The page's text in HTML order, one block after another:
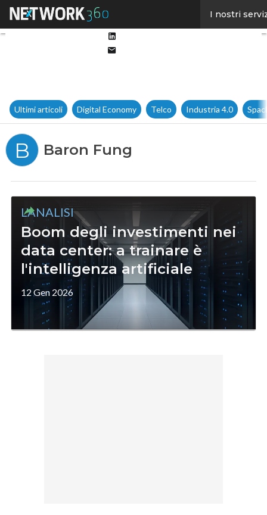
I nostri
Ultimi articoli Digital Economy Telco Industria 4.0
B Baron Fung
L'ANALISI
Boom degli investimenti nei
data center: a trainare è
l'intelligenza artificiale
12 Gen 2026